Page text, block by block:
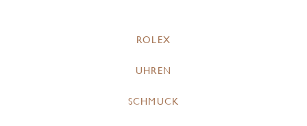
ROLEX
UHREN
SCHMUCK